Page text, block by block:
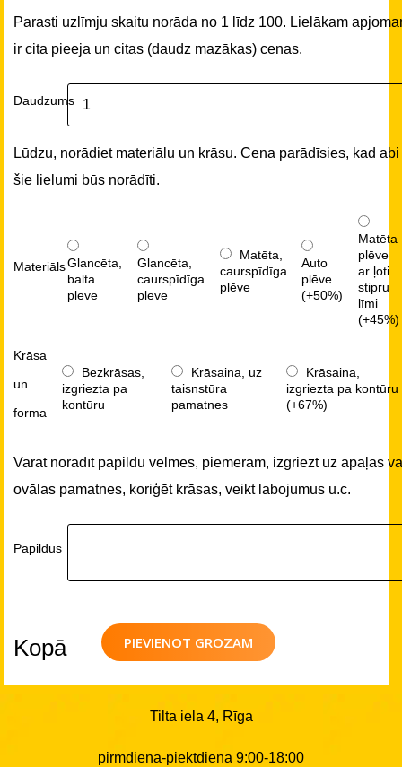
Parasti uzlīmju skaitu norāda no 1 līdz 100. Lielākam
ir cita pieeja un citas (daudz mazākas) cenas.
Daudzums
Lūdzu, norādiet materiālu un krāsu. Cena parādīsies, kad abi
šie lielumi būs norādīti.
MateriālsGlancēta,
balta
plēve
Glancēta,
caurspīdīga
plēve
Matēta,
caurspīdīga
plēve
Auto
plēve
(+50%)
Matēta
plēve
ar ļoti
stipru
līmi
(+45%)
Krāsa
un
forma
Bezkrāsas,
izgriezta pa
kontūru
Krāsaina, uz
taisnstūra
pamatnes
Krāsaina,
izgriezta pa kontūru
(+67%)
Varat norādīt papildu vēlmes, piemēram, izgriezt uz apaļas
ovālas pamatnes, koriģēt krāsas, veikt labojumus u.c.
Papildus
PIEVIENOT GROZAM
Kopā
Tilta iela 4, Rīga
pirmdiena-piektdiena 9:00-18:00